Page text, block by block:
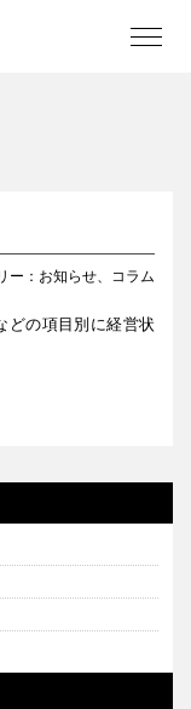
ー： お知らせ、 コラム
どの項目別に経営状